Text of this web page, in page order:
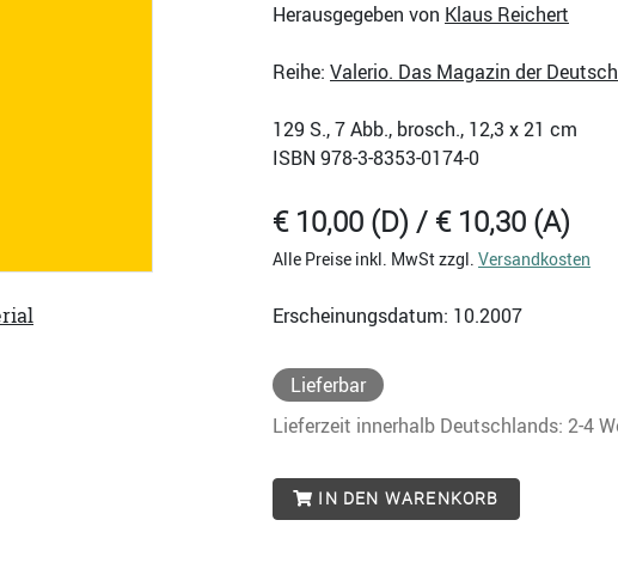
Herausgegeben von Klaus Reichert
Reihe: Valerio. Das Magazin der
129 S., 7 Abb., brosch., 12,3 x 21 cm
ISBN 978-3-8353-0174-0
€ 10,00 (D) / € 10,30 (A)
Alle Preise inkl. MwSt zzgl. Versandkosten
Erscheinungsdatum: 10.2007
Lieferbar
Lieferzeit innerhalb Deutschlands: 2-4
IN DEN WARENKORB